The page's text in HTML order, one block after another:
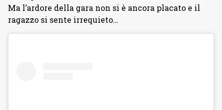
Ma l’ardore della gara non si è ancora placato e il
ragazzo si sente irrequieto…